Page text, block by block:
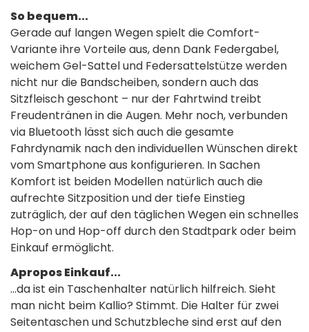
So bequem...
Gerade auf langen Wegen spielt die Comfort-
Variante ihre Vorteile aus, denn Dank Federgabel,
weichem Gel-Sattel und Federsattelstütze werden
nicht nur die Bandscheiben, sondern auch das
Sitzfleisch geschont – nur der Fahrtwind treibt
Freudentränen in die Augen. Mehr noch, verbunden
via Bluetooth lässt sich auch die gesamte
Fahrdynamik nach den individuellen Wünschen direkt
vom Smartphone aus konfigurieren. In Sachen
Komfort ist beiden Modellen natürlich auch die
aufrechte Sitzposition und der tiefe Einstieg
zuträglich, der auf den täglichen Wegen ein schnelles
Hop-on und Hop-off durch den Stadtpark oder beim
Einkauf ermöglicht.
Apropos Einkauf...
...da ist ein Taschenhalter natürlich hilfreich. Sieht
man nicht beim Kallio? Stimmt. Die Halter für zwei
Seitentaschen und Schutzbleche sind erst auf den